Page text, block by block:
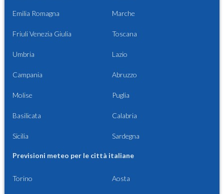
Emilia Romagna Marche
Friuli Venezia Giulia Toscana
Umbria Lazio
Campania Abruzzo
Molise Puglia
Basilicata Calabria
Sicilia Sardegna
Previsioni meteo per le città italiane
Torino Aosta